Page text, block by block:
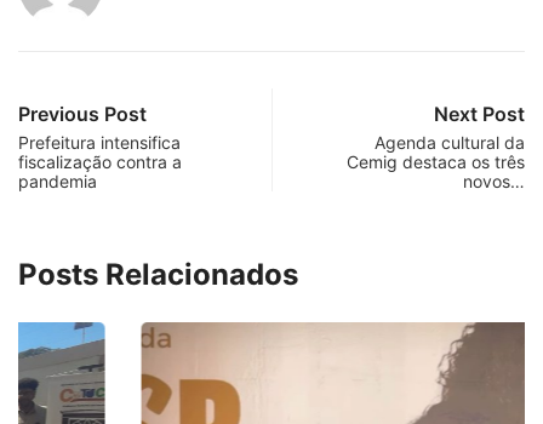
Previous Post
Prefeitura intensifica
fiscalização contra a
pandemia
Next Post
Agenda cultural da
Cemig destaca os três
novos…
Posts Relacionados